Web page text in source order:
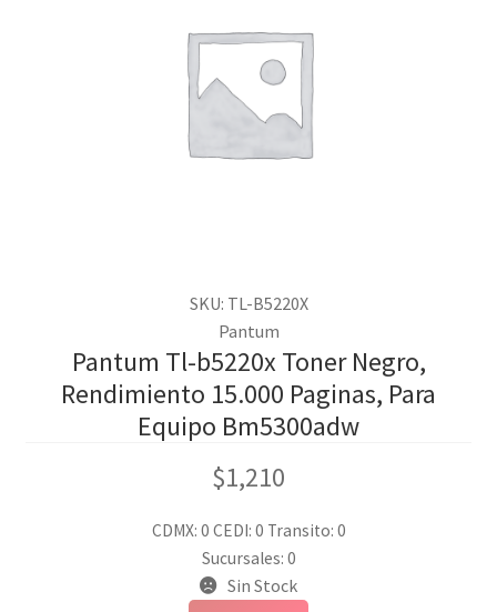
SKU: TL-B5220X
Pantum
Pantum Tl-b5220x Toner Negro,
Rendimiento 15.000 Paginas, Para
Equipo Bm5300adw
$1,210
CDMX: 0 CEDI: 0 Transito: 0
Sucursales: 0
Sin Stock